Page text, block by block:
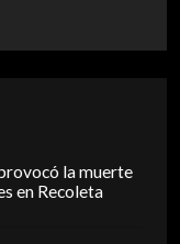
la muerte
en Recoleta